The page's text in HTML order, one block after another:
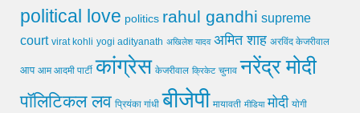
political love politics rahul gandhi supreme
court virat kohli yogi adityanath अखिलेश यादव अमित शाह अरविंद केजरीवाल
आप आम आदमी पार्टी कांग्रेस केजरीवाल क्रिकेट चुनाव नरेंद्र मोदी
पॉलिटिकल लव प्रियंका गांधी बीजेपी मायावती मीडिया मोदी योगी